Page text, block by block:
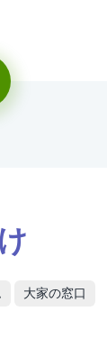
大家の窓口